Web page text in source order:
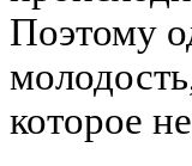
Поэтому
которое